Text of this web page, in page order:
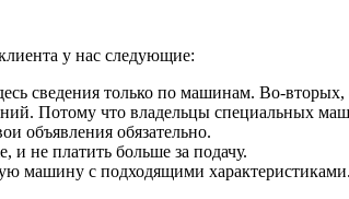
у нас следующие:
сведения только по машинам. Во-
Потому что владельцы специальных
объявления обязательно.
и не платить больше за подачу.
с подходящими характеристиками.